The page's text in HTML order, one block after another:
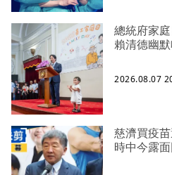
總統府家
賴清德幽
2026.08.07
慈濟買疫
時中今露